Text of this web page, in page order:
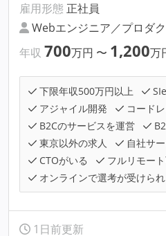
雇用形態 正社員
Webエンジニア／プロダ
年収 700万円 〜 1,200万
下限年収500万円以上
アジャイル開発
コード
B2Cのサービスを運営
東京以外の求人
自社サ
CTOがいる
フルリモー
オンラインで選考が受けら
1日前更新